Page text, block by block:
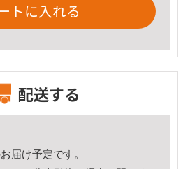
トに入れる
配送する
届け予定です。